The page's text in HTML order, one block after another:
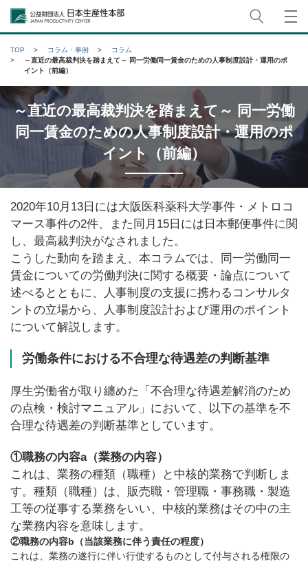
公益財団法人日本生産性本部
TOP コラム・事例
コラム
～直近の最高裁判決を踏まえて～ 同一労働同一賃金のための人事制度設計・運用のポ
イント（前編）
～直近の最高裁判決を踏まえて～ 同一労働
同一賃金のための人事制度設計・運用のポ
イント（前編）
2020年10月13日には大阪医科薬科大学事件・メトロコ
マース事件の2件、また同月15日には日本郵便事件に関
し、最高裁判決がなされました。
こうした動向を踏まえ、本コラムでは、同一労働同一
賃金についての労働判決に関する概要・論点について
述べるとともに、人事制度の支援に携わるコンサルタ
ントの立場から、人事制度設計および運用のポイント
について解説します。
労働条件における不合理な待遇差の判断基準
厚生労働省が取り纏めた「不合理な待遇差解消のため
の点検・検討マニュアル」において、以下の基準を不
合理な待遇差の判断基準としています。
①職務の内容a（業務の内容）
これは、業務の種類（職種）と中核的業務で判断しま
す。種類（職種）は、販売職・管理職・事務職・製造
工等の従事する業務をいい、中核的業務はその中の主
な業務内容を意味します。
②職務の内容b（当該業務に伴う責任の程度）
これは、業務の遂行に伴い行使するものとして付与される権限の